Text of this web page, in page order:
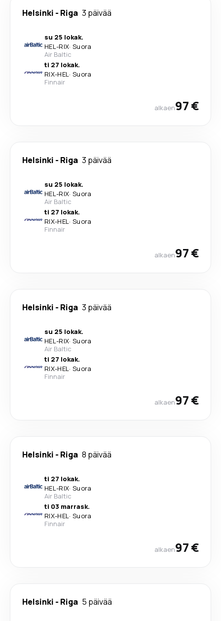
Helsinki - Riga 3 päivää
su 25 lokak.
HEL-RIX· Suora
Air Baltic
ti 27 lokak.
RIX-HEL· Suora
Finnair
alkaen97 €
Helsinki - Riga 3 päivää
su 25 lokak.
HEL-RIX· Suora
Air Baltic
ti 27 lokak.
RIX-HEL· Suora
Finnair
alkaen97 €
Helsinki - Riga 3 päivää
su 25 lokak.
HEL-RIX· Suora
Air Baltic
ti 27 lokak.
RIX-HEL· Suora
Finnair
alkaen97 €
Helsinki - Riga 8 päivää
ti 27 lokak.
HEL-RIX· Suora
Air Baltic
ti 03 marrask.
RIX-HEL· Suora
Finnair
alkaen97 €
Helsinki - Riga 5 päivää